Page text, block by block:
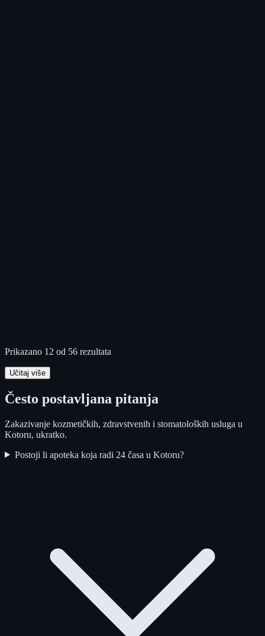
Prikazano 12 od 56 rezultata
Učitaj više
Često postavljana pitanja
Zakazivanje kozmetičkih, zdravstvenih i stomatoloških usluga u
Kotoru, ukratko.
Postoji li apoteka koja radi 24 časa u Kotoru?